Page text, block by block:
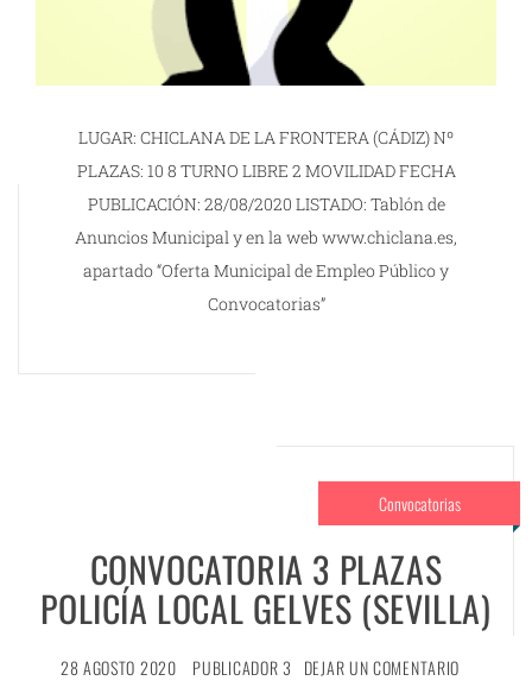
LUGAR: CHICLANA DE LA FRONTERA (CÁDIZ) Nº
PLAZAS: 10 8 TURNO LIBRE 2 MOVILIDAD FECHA
PUBLICACIÓN: 28/08/2020 LISTADO: Tablón de
Anuncios Municipal y en la web www.chiclana.es,
apartado “Oferta Municipal de Empleo Público y
Convocatorias”
Convocatorias
CONVOCATORIA 3 PLAZAS
POLICÍA LOCAL GELVES (SEVILLA)
28 AGOSTO 2020 PUBLICADOR 3 DEJAR UN COMENTARIO